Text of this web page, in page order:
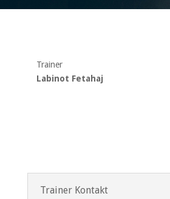
Trainer
Labinot Fetahaj
Trainer Kontakt